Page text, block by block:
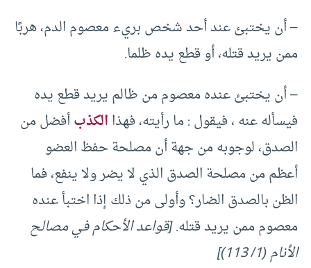
– أن يختبئ عند أحد شخص بريء معصوم الدم، هربًا
ممن يريد قتله، أو قطع يده ظلما.
– أن يختبئ عنده معصوم من ظالم يريد قطع يده
فيسأله عنه ، فيقول : ما رأيته، فهذاالكذبأفضل من
الصدق، لوجوبه من جهة أن مصلحة حفظ العضو
أعظم من مصلحة الصدق الذي لا يضر ولا ينفع، فما
الظن بالصدق الضار؟ وأولى من ذلك إذا اختبأ عنده
معصوم ممن يريد قتله.[قواعد الأحكام في مصالح
الأنام (1/ 113)]